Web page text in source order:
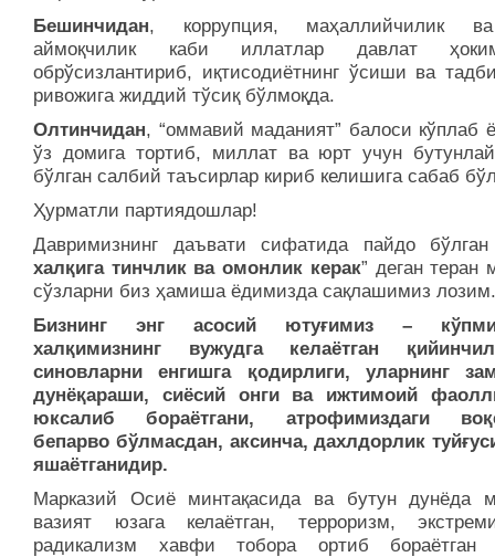
Бешинчидан, коррупция, маҳаллийчилик
аймоқчилик каби иллатлар давлат
обрўсизлантириб, иқтисодиётнинг ўсиши ва
ривожига жиддий тўсиқ бўлмоқда.
Олтинчидан, “оммавий маданият” балоси кўплаб
ўз домига тортиб, миллат ва юрт учун
бўлган салбий таъсирлар кириб келишига сабаб
Ҳурматли партиядошлар!
Давримизнинг даъвати сифатида пайдо
халқига тинчлик ва омонлик керак” деган теран
сўзларни биз ҳамиша ёдимизда сақлашимиз лозим.
Бизнинг энг асосий ютуғимиз –
халқимизнинг вужудга келаётган
синовларни енгишга қодирлиги, уларнинг
дунёқараши, сиёсий онги ва ижтимоий
юксалиб бораётгани, атрофимиздаги
бепарво бўлмасдан, аксинча, дахлдорлик
яшаётганидир.
Марказий Осиё минтақасида ва бутун дунёда
вазият юзага келаётган, терроризм,
радикализм хавфи тобора ортиб бораётган